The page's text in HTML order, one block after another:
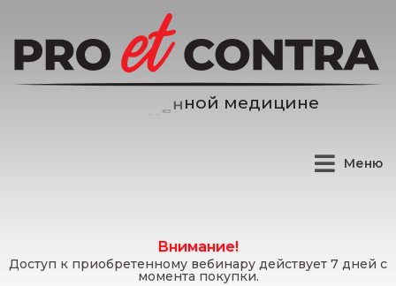
едицине
Меню
Внимание!
Доступ к приобретенному вебинару действует 7 дней с
момента покупки.